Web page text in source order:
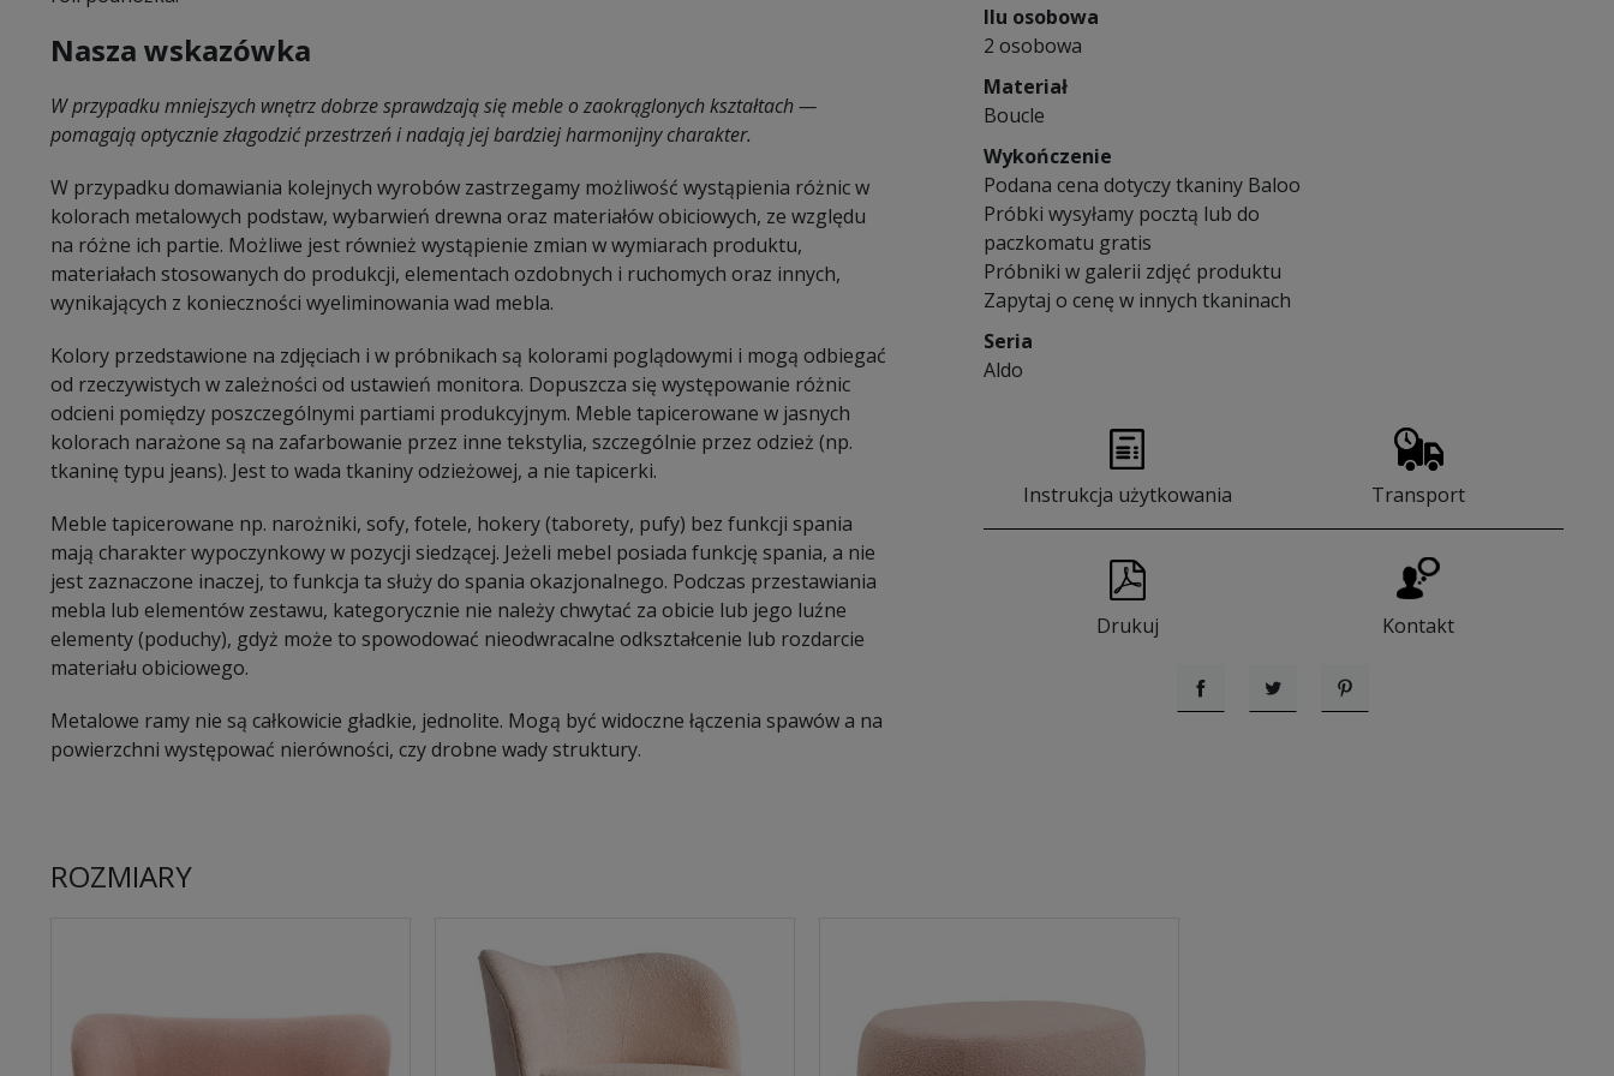
Nasza wskazówka
W przypadku mniejszych wnętrz dobrze sprawdzają się meble o zaokrąglonych kształtach —
pomagają optycznie złagodzić przestrzeń i nadają jej bardziej harmonijny charakter.
W przypadku domawiania kolejnych wyrobów zastrzegamy możliwość wystąpienia różnic w
kolorach metalowych podstaw, wybarwień drewna oraz materiałów obiciowych, ze względu
na różne ich partie. Możliwe jest również wystąpienie zmian w wymiarach produktu,
materiałach stosowanych do produkcji, elementach ozdobnych i ruchomych oraz innych,
wynikających z konieczności wyeliminowania wad mebla.
Kolory przedstawione na zdjęciach i w próbnikach są kolorami poglądowymi i mogą odbiegać
od rzeczywistych w zależności od ustawień monitora. Dopuszcza się występowanie różnic
odcieni pomiędzy poszczególnymi partiami produkcyjnym. Meble tapicerowane w jasnych
kolorach narażone są na zafarbowanie przez inne tekstylia, szczególnie przez odzież (np.
tkaninę typu jeans). Jest to wada tkaniny odzieżowej, a nie tapicerki.
Meble tapicerowane np. narożniki, sofy, fotele, hokery (taborety, pufy) bez funkcji spania
mają charakter wypoczynkowy w pozycji siedzącej. Jeżeli mebel posiada funkcję spania, a nie
jest zaznaczone inaczej, to funkcja ta służy do spania okazjonalnego. Podczas przestawiania
mebla lub elementów zestawu, kategorycznie nie należy chwytać za obicie lub jego luźne
elementy (poduchy), gdyż może to spowodować nieodwracalne odkształcenie lub rozdarcie
materiału obiciowego.
Metalowe ramy nie są całkowicie gładkie, jednolite. Mogą być widoczne łączenia spawów a na
powierzchni występować nierówności, czy drobne wady struktury.
Ilu osobowa
2 osobowa
Materiał
Boucle
Wykończenie
Podana cena dotyczy tkaniny Baloo
Próbki wysyłamy pocztą lub do
paczkomatu gratis
Próbniki w galerii zdjęć produktu
Zapytaj o cenę w innych tkaninach
Seria
Aldo
Instrukcja użytkowania Transport
Drukuj Kontakt
UdostępnijTweetujPinterest
ROZMIARY